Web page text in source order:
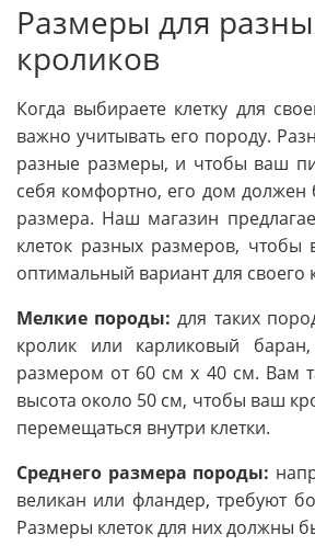
Размеры для
кроликов
Когда выбираете клетку для
важно учитывать его породу.
разные размеры, и чтобы ваш
себя комфортно, его дом должен
размера. Наш магазин
клеток разных размеров,
оптимальный вариант для своего
Мелкие породы: для таких
кролик или карликовый баран,
размером от 60 см х 40 см. Вам
высота около 50 см, чтобы ваш
перемещаться внутри клетки.
Среднего размера породы:
великан или фландер, требуют
Размеры клеток для них должны